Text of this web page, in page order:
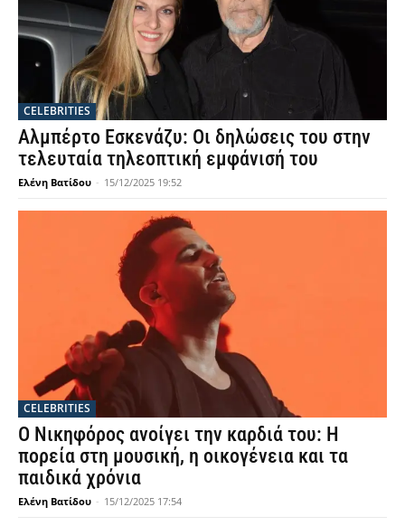
CELEBRITIES
Αλμπέρτο Εσκενάζυ: Οι δηλώσεις του στην
τελευταία τηλεοπτική εμφάνισή του
Ελένη Βατίδου - 15/12/2025 19:52
CELEBRITIES
Ο Νικηφόρος ανοίγει την καρδιά του: Η
πορεία στη μουσική, η οικογένεια και τα
παιδικά χρόνια
Ελένη Βατίδου - 15/12/2025 17:54